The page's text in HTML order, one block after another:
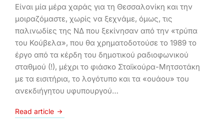
Είναι μία μέρα χαράς για τη Θεσσαλονίκη και την
μοιραζόμαστε, χωρίς να ξεχνάμε, όμως, τις
παλινωδίες της ΝΔ που ξεκίνησαν από την «τρύπα
του Κούβελα», που θα χρηματοδοτούσε το 1989 το
έργο από τα κέρδη του δημοτικού ραδιοφωνικού
σταθμού (!), μέχρι το φιάσκο Σταϊκούρα-Μητσοτάκη
με τα εισιτήρια, το λογότυπο και τα «ουάου» του
ανεκδιήγητου υφυπουργού…
Read article